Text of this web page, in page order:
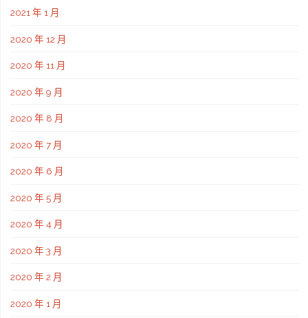
2021 年 1 月
2020 年 12 月
2020 年 11 月
2020 年 9 月
2020 年 8 月
2020 年 7 月
2020 年 6 月
2020 年 5 月
2020 年 4 月
2020 年 3 月
2020 年 2 月
2020 年 1 月